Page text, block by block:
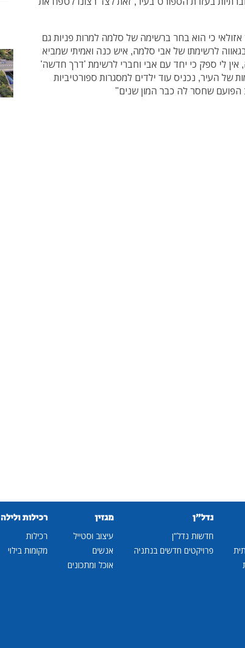
כי הוא בחר ברשימה של סלמה למרות פניות גם
לרשימתו של אבי סלמה, איש כנה ואמיתי שמביא
אין לי ספק כי יחד עם אבי וחברי לרשימת 'דרך חדשה'
העיר, נכניס עוד ילדים למסגרות ספורטיביות
הפועם שחסר לה כבר המון שנים"
נדל"ן
חדשות נדל"ן
פרויקטים חדשים בנתניה
מגזין
עיצוב וסטייל
אנשים
אוכל ומתכונים
רכילות ולילה
רכילות
מקומות בילוי